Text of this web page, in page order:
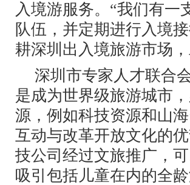
入境游服务。“我们有一
队伍，并定期进行入境
耕深圳出入境旅游市场
深圳市专家人才联合
是成为世界级旅游城市
源，例如科技资源和山
互动与改革开放文化的
技公司经过文旅推广，
吸引包括儿童在内的全龄